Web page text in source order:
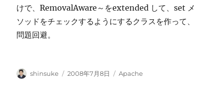
けで、RemovalAware～をextended して、set メ
ソッドをチェックするようにするクラスを作って、
問題回避。
投
shinsuke
投
2008年7月8日
カ
Apache